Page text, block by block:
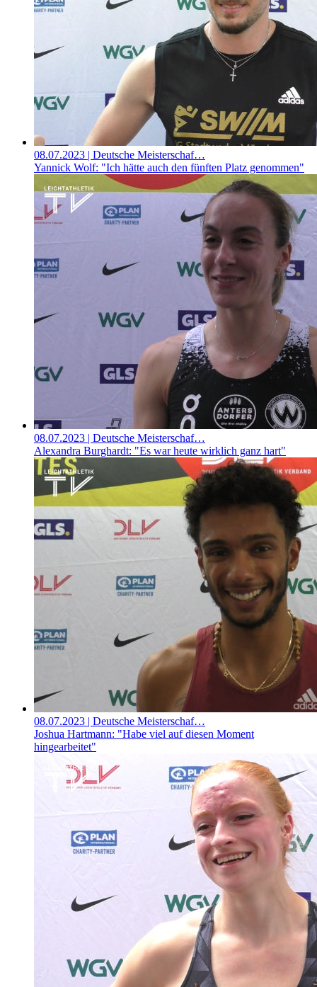
08.07.2023 | Deutsche Meisterschaf…
Yannick Wolf: "Ich hätte auch den fünften Platz genommen"
08.07.2023 | Deutsche Meisterschaf…
Alexandra Burghardt: "Es war heute wirklich ganz hart"
08.07.2023 | Deutsche Meisterschaf…
Joshua Hartmann: "Habe viel auf diesen Moment
hingearbeitet"